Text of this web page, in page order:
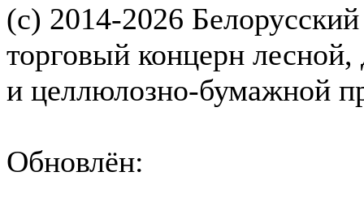
(с) 2014-2026
торговый концерн
и целлюлозно-бумажной
Обновлён: